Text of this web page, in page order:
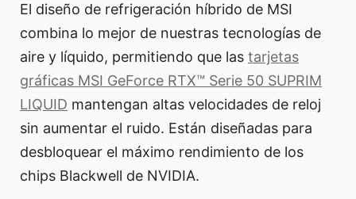
El diseño de refrigeración híbrido de MSI
combina lo mejor de nuestras tecnologías de
aire y líquido, permitiendo que las tarjetas
gráficas MSI GeForce RTX™ Serie 50 SUPRIM
LIQUID mantengan altas velocidades de reloj
sin aumentar el ruido. Están diseñadas para
desbloquear el máximo rendimiento de los
chips Blackwell de NVIDIA.